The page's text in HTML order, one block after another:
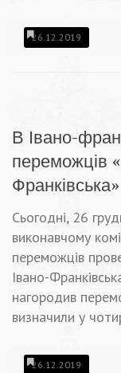
26.12.2019
В Івано-
переможців
Сьогодні, 26
виконавчому
переможців
Івано-
нагородив
визначили у
26.12.2019